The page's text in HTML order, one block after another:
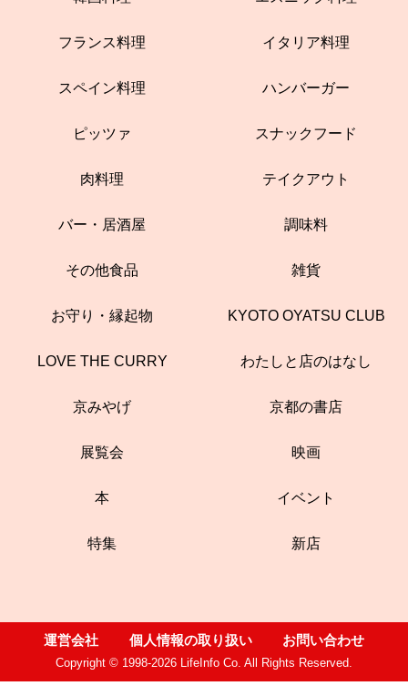
フランス料理 イタリア料理
スペイン料理 ハンバーガー
ピッツァ スナックフード
肉料理 テイクアウト
バー・居酒屋 調味料
その他食品 雑貨
お守り・縁起物 KYOTO OYATSU CLUB
LOVE THE CURRY わたしと店のはなし
京みやげ 京都の書店
展覧会 映画
本 イベント
特集 新店
運営会社 個人情報の取り扱い お問い合わせ
Copyright © 1998-2026 LifeInfo Co. All Rights Reserved.